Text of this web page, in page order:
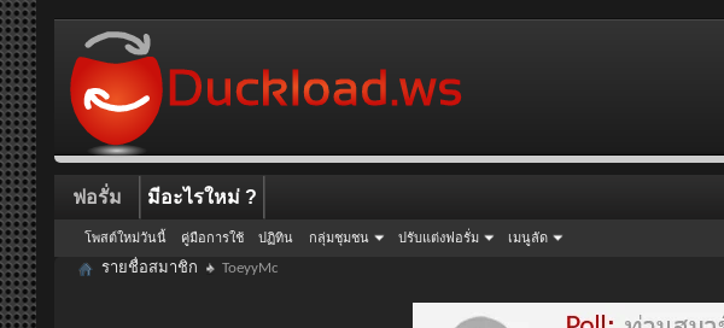
ฟอรั่ม
โพสต์ใหม่วันนี้ คู่มือการใช้ ปฏิทิน กลุ่มชุมชน ปรับแต่งฟอรั่ม เมนูลัด
มีอะไรใหม่ ?
รายชื่อสมาชิก ToeyyMc